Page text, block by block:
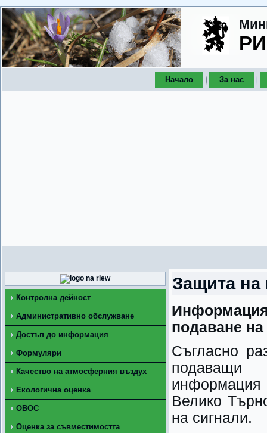
Начало За нас
Контролна дейност
Административно обслужване
Достъп до информация
Формуляри
Качество на атмосферния въздух
Екологична оценка
ОВОС
Оценка за съвместимостта
Защита
Информация
подаване
Съгласно
подаващи
Велико
на сигнали.